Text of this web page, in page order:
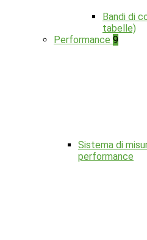
Bandi di
tabelle)
Performance 9
Sistema di
performance